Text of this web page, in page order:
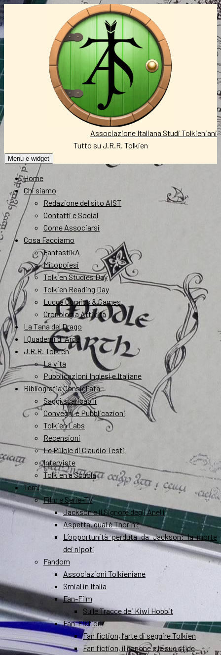
Vai
al
Associazione Italiana Studi Tolkieniani
Tutto su J.R.R. Tolkien
Menu e widget
Home
Chi siamo
Redazione del sito AIST
Contatti e Social
Come Associarsi
Cosa Facciamo
FantastikA
Mitopoiesi
Tolkien Studies Day
Tolkien Reading Day
Lucca Comics & Games
Cronologia Attività
La Tana del Drago
I Quaderni di Arda
J.R.R. Tolkien
La vita
Pubblicazioni Inglesi e Italiane
Bibliografia Consigliata
Saggi scaricabili
Convegni e Pubblicazioni
Tolkien Labs
Recensioni
Le Pillole di Claudio Testi
Interviste
Tolkien a Scuola
Temi
Film e Serie-TV
Jackson e il Signore degli Anelli
Aspetta, qual è Thorin?
L’opportunità perduta da Jackson: la morte
dei nipoti
Fandom
Associazioni Tolkieniane
Smial in Italia
Fan-Film
Sulle Tracce dei Kiwi Hobbit
Fan-Fiction
Fan fiction, l’arte di seguire Tolkien
Fan fiction, il canone e le sue sfide